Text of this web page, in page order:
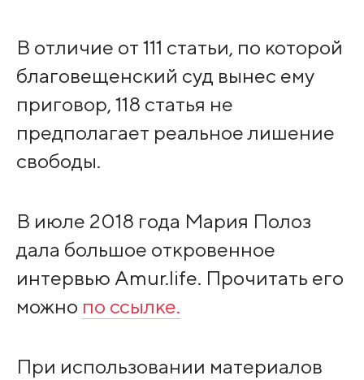
В отличие от 111 статьи, по которой
благовещенский суд вынес ему
приговор, 118 статья не
предполагает реальное лишение
свободы.
В июле 2018 года Мария Полоз
дала большое откровенное
интервью Amur.life. Прочитать его
можно по ссылке.
При использовании материалов